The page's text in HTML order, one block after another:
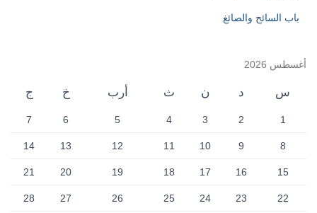
باب السائح والصائغ
أغسطس 2026
س د ن ث أرب خ ج
1
2
3
4
5
6
7
8
9
10
11
12
13
14
15
16
17
18
19
20
21
22
23
24
25
26
27
28